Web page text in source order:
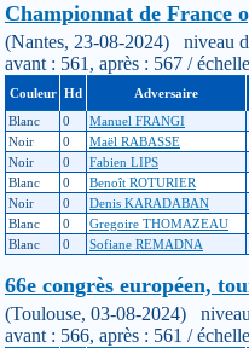
Championnat de France
(Nantes, 23-08-2024) niveau
avant : 561, après : 567 /
Couleur Hd Adversaire
Blanc
0 Manuel FRANGI
Noir
0 Maël RABASSE
Noir
0 Fabien LIPS
Blanc
0 Benoît ROTURIER
Noir
0 Denis KARADABAN
Blanc
0 Gregoire THOMAZEAU
Blanc
0 Sofiane REMADNA
66e congrès européen,
(Toulouse, 03-08-2024)
avant : 566, après : 561 /